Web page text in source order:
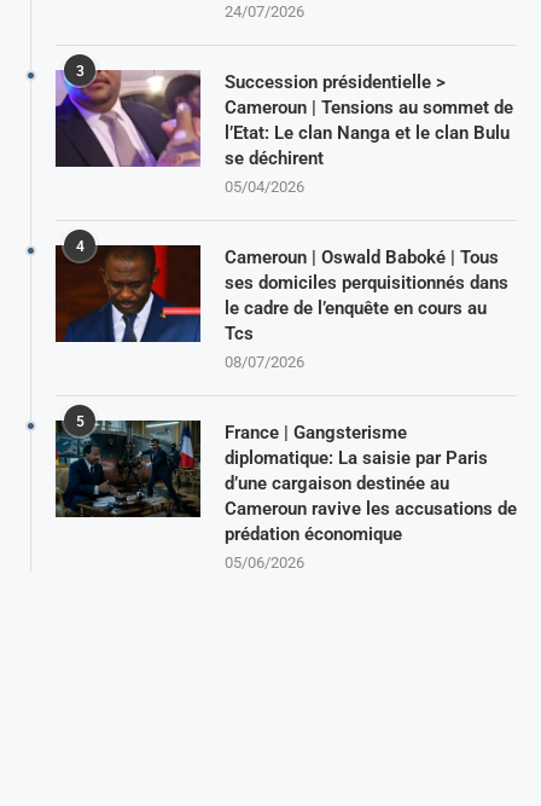
24/07/2026
3
Succession présidentielle >
Cameroun | Tensions au sommet de
l’Etat: Le clan Nanga et le clan Bulu
se déchirent
05/04/2026
4
Cameroun | Oswald Baboké | Tous
ses domiciles perquisitionnés dans
le cadre de l’enquête en cours au
Tcs
08/07/2026
5
France | Gangsterisme
diplomatique: La saisie par Paris
d’une cargaison destinée au
Cameroun ravive les accusations de
prédation économique
05/06/2026